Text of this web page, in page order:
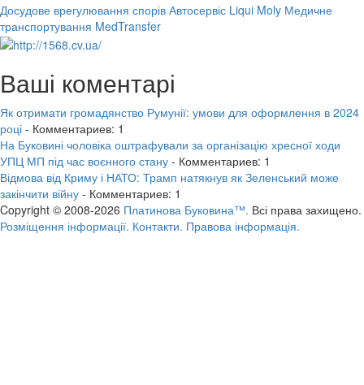
Досудове врегулювання спорів Автосервіс Liqui Moly Медичне
транспортування MedTransfer
Ваші коментарі
Як отримати громадянство Румунії: умови для оформлення в 2024
році - Комментариев: 1
На Буковині чоловіка оштрафували за організацію хресної ходи
УПЦ МП під час воєнного стану - Комментариев: 1
Відмова від Криму і НАТО: Трамп натякнув як Зеленський може
закінчити війну - Комментариев: 1
Copyright © 2008-2026 Платинова Буковина™. Всі права захищено.
Розміщення інформації. Контакти. Правова інформація.